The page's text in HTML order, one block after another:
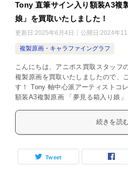
Tony 直筆サイン入り額装A3複
娘」を買取いたしました！
更新日:2025年6月4日 公開日:2024年11
複製原画・キャラファイングラフ
こんにちは、アニポス買取スタッフ
複製原画を買取いたしましたので、
す！ Tony 軸中心派アーティストコ
額装A3複製原画 「夢見る箱入り娘
続きを読
Tweet